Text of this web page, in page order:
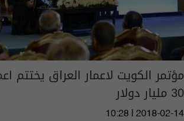
مؤتمر الكويت لاعمار العراق يختتم
30 مليار دولار
10:28 | 2018-02-14